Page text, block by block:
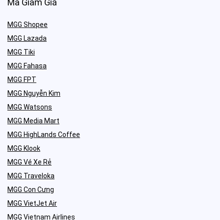
Mã Giảm Giá
MGG Shopee
MGG Lazada
MGG Tiki
MGG Fahasa
MGG FPT
MGG Nguyễn Kim
MGG Watsons
MGG Media Mart
MGG HighLands Coffee
MGG Klook
MGG Vé Xe Rẻ
MGG Traveloka
MGG Con Cưng
MGG VietJet Air
MGG Vietnam Airlines